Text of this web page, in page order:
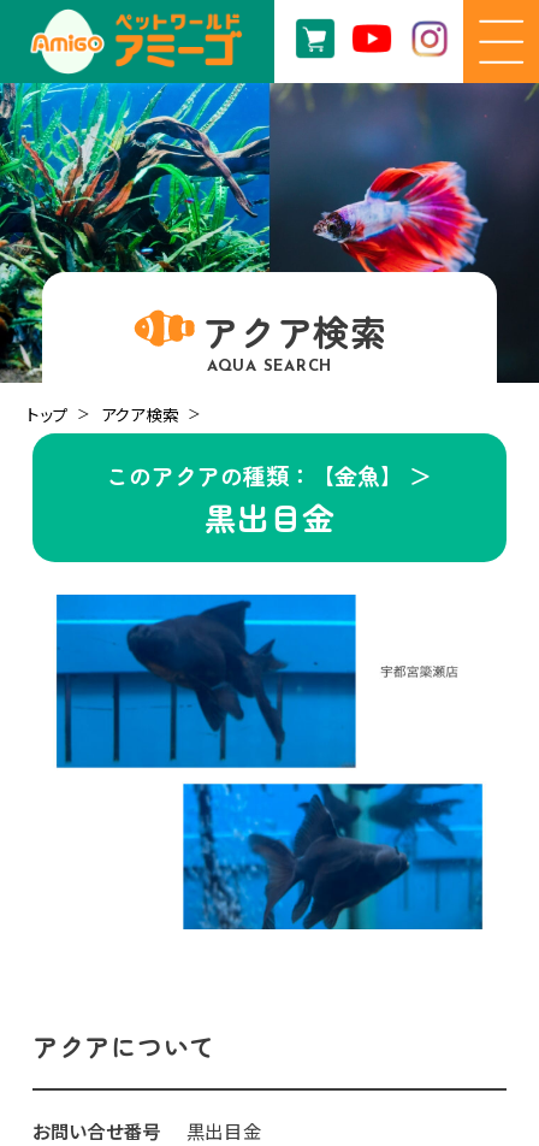
アクア検索
AQUA SEARCH
トップ アクア検索
このアクアの種類：【金魚】 ＞
黒出目金
アクアについて
お問い合せ番号
黒出目金